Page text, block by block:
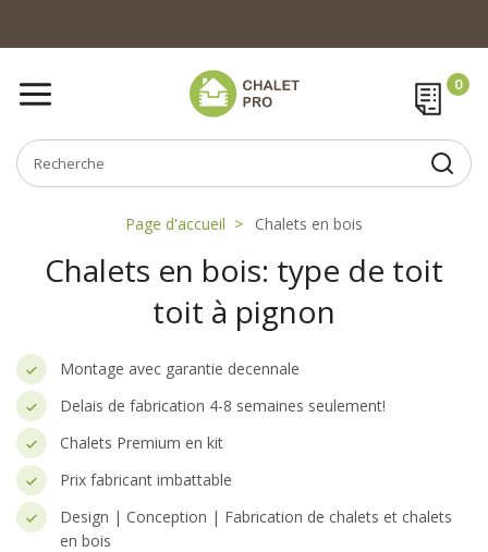
Page d'accueil Chalets en bois
Chalets en bois: type de toit
toit à pignon
Montage avec garantie decennale
Delais de fabrication 4-8 semaines seulement!
Chalets Premium en kit
Prix fabricant imbattable
Design | Conception | Fabrication de chalets et chalets
en bois